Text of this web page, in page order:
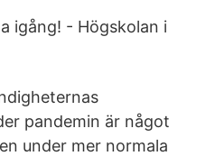
igång! - Högskolan i
pandemin är något
under mer normala